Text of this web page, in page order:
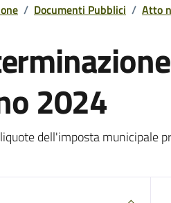
/ Documenti Pubblici / Atto
2024
documento
dell'imposta municipale